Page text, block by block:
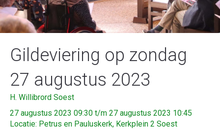
Gildeviering op zondag
27 augustus 2023
H. Willibrord Soest
27 augustus 2023 09:30 t/m 27 augustus 2023 10:45
Locatie: Petrus en Pauluskerk, Kerkplein 2 Soest